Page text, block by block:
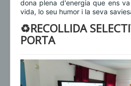
dona plena d'energia que ens
vida, lo seu humor i la seva
♻️RECOLLIDA
PORTA